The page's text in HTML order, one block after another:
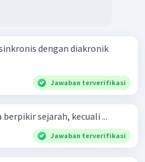
dengan diakronik
Jawaban terverifikasi
sejarah, kecuali ...
Jawaban terverifikasi